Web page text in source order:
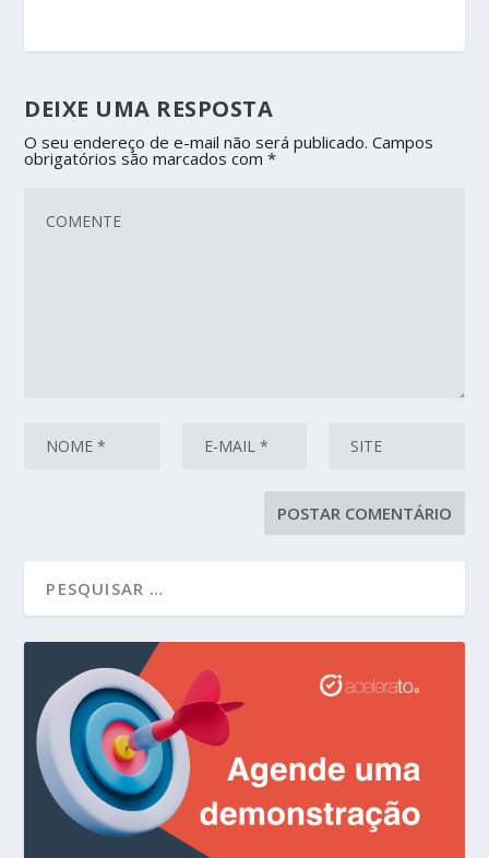
DEIXE UMA RESPOSTA
O seu endereço de e-mail não será publicado. Campos
obrigatórios são marcados com*